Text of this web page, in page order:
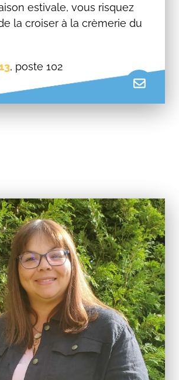
estivale, vous risquez
la croiser à la crèmerie du
, poste 102